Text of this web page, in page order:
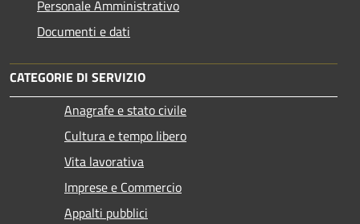
Personale Amministrativo
Documenti e dati
CATEGORIE DI SERVIZIO
Anagrafe e stato civile
Cultura e tempo libero
Vita lavorativa
Imprese e Commercio
Appalti pubblici